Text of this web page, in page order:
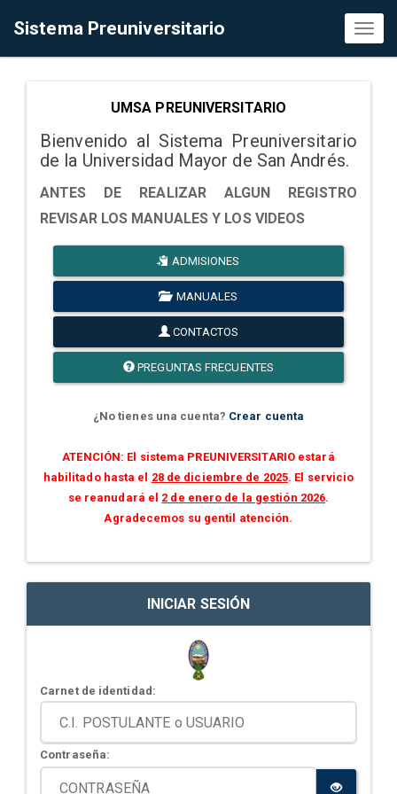
Sistema Preuniversitario
UMSA PREUNIVERSITARIO
Bienvenido al Sistema Preuniversitario
de la Universidad Mayor de San Andrés.
ANTES DE REALIZAR ALGUN REGISTRO
REVISAR LOS MANUALES Y LOS VIDEOS
ADMISIONES
MANUALES
CONTACTOS
PREGUNTAS FRECUENTES
¿No tienes una cuenta? Crear cuenta
ATENCIÓN: El sistema PREUNIVERSITARIO estará
habilitado hasta el 28 de diciembre de 2025. El servicio
se reanudará el 2 de enero de la gestión 2026.
Agradecemos su gentil atención.
INICIAR SESIÓN
Carnet de identidad:
Contraseña: